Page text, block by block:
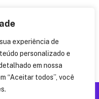
experiência de
personalizado e
em nossa
“Aceitar todos”, você